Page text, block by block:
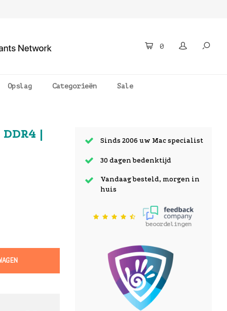
0
Opslag Categorieën Sale
| Sinds 2006 uw Mac specialist
30 dagen bedenktijd
Vandaag besteld, morgen in
huis
beoordelingen